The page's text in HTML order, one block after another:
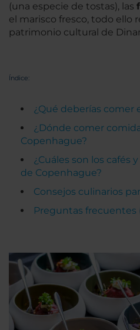
(una especie de tostas), las
el marisco fresco, todo ello
patrimonio cultural de
Índice:
¿Qué deberías comer
¿Dónde comer
Copenhague?
¿Cuáles son los cafés
de Copenhague?
Consejos culinarios
Preguntas frecuentes